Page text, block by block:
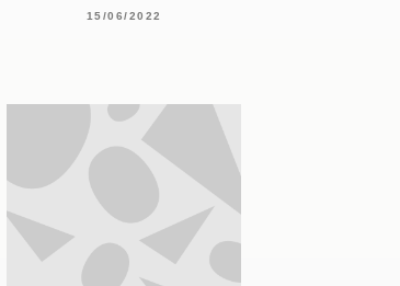
15/06/2022